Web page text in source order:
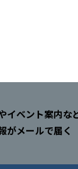
イベント案内な
がメールで届く